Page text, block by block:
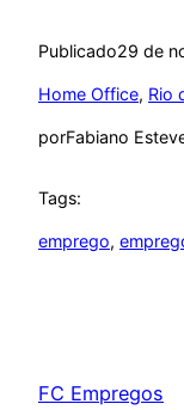
Publicado29 de
Home Office, Rio
porFabiano
Tags:
emprego,
FC Empregos